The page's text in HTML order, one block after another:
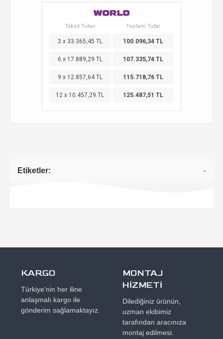
Taksit Tutarı Toplam Tutar
3 x 33.365,45 TL 100.096,34 TL
6 x 17.889,29 TL 107.335,74 TL
9 x 12.857,64 TL 115.718,76 TL
12 x 10.457,29 TL 125.487,51 TL
Etiketler: -
KARGO
Türkiye’nin her iline
anlaşmalı kargo ile
gönderim sağlamaktayız.
MONTAJ
HİZMETİ
Dilediğiniz ürünün,
uzman ekibimiz
tarafından aracınıza
montaj edilmesi.